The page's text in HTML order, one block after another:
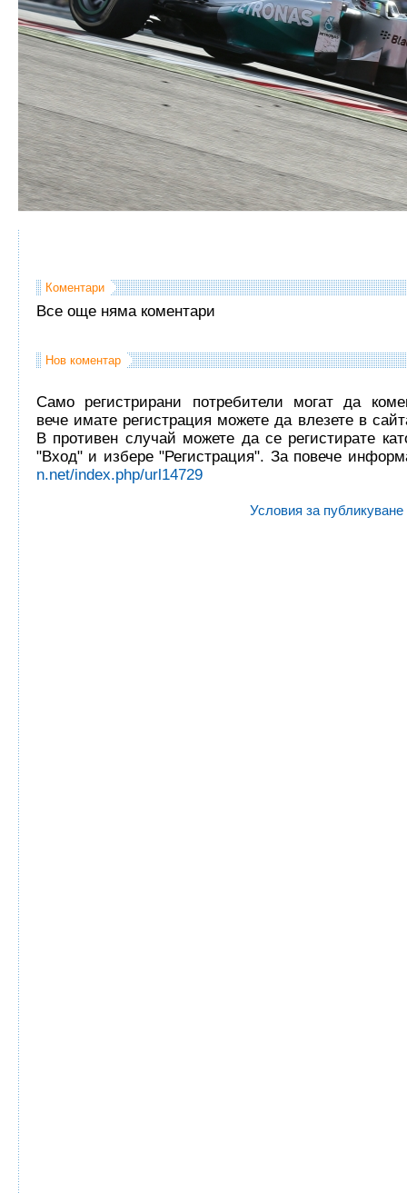
Коментари
Все още няма коментари
Нов коментар
Само регистрирани потребители могат да
вече имате регистрация можете да влезете в
В противен случай можете да се регистирате
"Вход" и избере "Регистрация". За повече
n.net/index.php/url14729
Условия за